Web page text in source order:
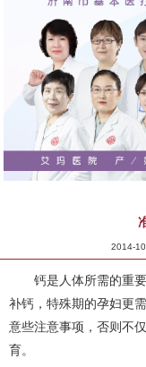
2014-
钙是人体所需的重要
补钙，特殊期的孕妇更
意些注意事项，否则不
育。